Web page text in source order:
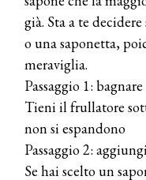
già. Sta a te
o una saponetta,
meraviglia.
Passaggio 1:
Tieni il frullatore
non si espandono
Passaggio 2:
Se hai scelto un